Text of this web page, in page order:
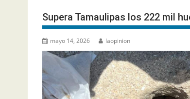
Supera Tamaulipas los 222 mil
mayo 14, 2026 laopinion